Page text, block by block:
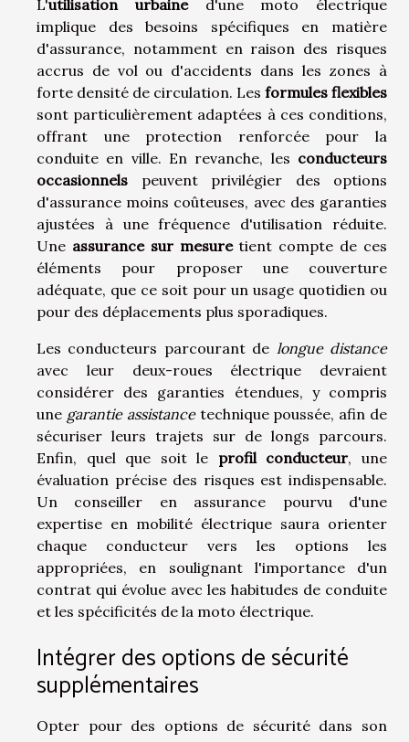
L'utilisation urbained'une moto électrique
implique des besoins spécifiques en matière
d'assurance, notamment en raison des risques
accrus de vol ou d'accidents dans les zones à
forte densité de circulation. Les formules flexibles
sont particulièrement adaptées à ces conditions,
offrant une protection renforcée pour la
conduite en ville. En revanche, les conducteurs
occasionnels peuvent privilégier des options
d'assurance moins coûteuses, avec des garanties
ajustées à une fréquence d'utilisation réduite.
Une assurance sur mesuretient compte de ces
éléments pour proposer une couverture
adéquate, que ce soit pour un usage quotidien ou
pour des déplacements plus sporadiques.
Les conducteurs parcourant de longue distance
avec leur deux-roues électrique devraient
considérer des garanties étendues, y compris
une garantie assistancetechnique poussée, afin de
sécuriser leurs trajets sur de longs parcours.
Enfin, quel que soit le profil conducteur, une
évaluation précise des risques est indispensable.
Un conseiller en assurance pourvu d'une
expertise en mobilité électrique saura orienter
chaque conducteur vers les options les
appropriées, en soulignant l'importance d'un
contrat qui évolue avec les habitudes de conduite
et les spécificités de la moto électrique.
Intégrer des options de sécurité
supplémentaires
Opter pour des options de sécurité dans son